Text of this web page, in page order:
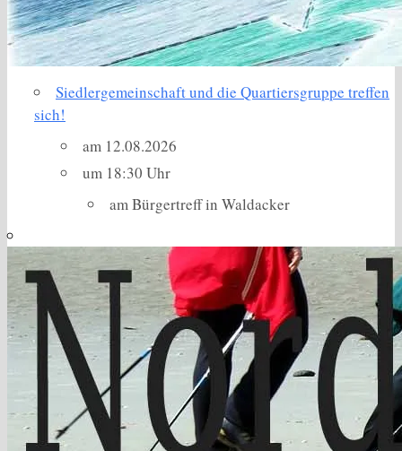
Siedlergemeinschaft und die Quartiersgruppe treffen
sich!
am 12.08.2026
um 18:30 Uhr
am Bürgertreff in Waldacker